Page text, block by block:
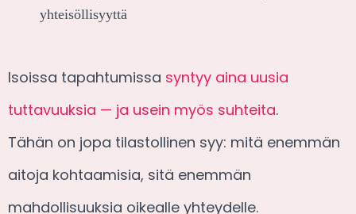
yhteisöllisyyttä
Isoissa tapahtumissa syntyy aina uusia
tuttavuuksia — ja usein myös suhteita.
Tähän on jopa tilastollinen syy: mitä enemmän
aitoja kohtaamisia, sitä enemmän
mahdollisuuksia oikealle yhteydelle.